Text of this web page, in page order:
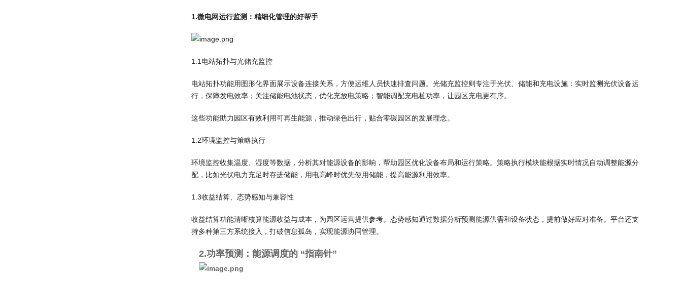
1.微电网运行监测：精细化管理的好帮手
1.1电站拓扑与光储充监控
电站拓扑功能用图形化界面展示设备连接关系，方便运维人员快速排查问题。光储充监控则专注于光伏、储能和充电设施：实时监测光伏设备运
行，保障发电效率；关注储能电池状态，优化充放电策略；智能调配充电桩功率，让园区充电更有序。
这些功能助力园区有效利用可再生能源，推动绿色出行，贴合零碳园区的发展理念。
1.2环境监控与策略执行
环境监控收集温度、湿度等数据，分析其对能源设备的影响，帮助园区优化设备布局和运行策略。策略执行模块能根据实时情况自动调整能源分
配，比如光伏电力充足时存进储能，用电高峰时优先使用储能，提高能源利用效率。
1.3收益结算、态势感知与兼容性
收益结算功能清晰核算能源收益与成本，为园区运营提供参考。态势感知通过数据分析预测能源供需和设备状态，提前做好应对准备。平台还支
持多种第三方系统接入，打破信息孤岛，实现能源协同管理。
2.功率预测：能源调度的 “指南针”